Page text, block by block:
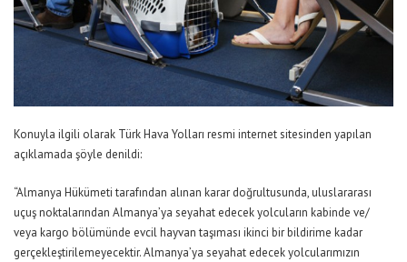
Konuyla ilgili olarak Türk Hava Yolları resmi internet sitesinden yapılan
açıklamada şöyle denildi:
“Almanya Hükümeti tarafından alınan karar doğrultusunda, uluslararası
uçuş noktalarından Almanya’ya seyahat edecek yolcuların kabinde ve/
veya kargo bölümünde evcil hayvan taşıması ikinci bir bildirime kadar
gerçekleştirilemeyecektir. Almanya’ya seyahat edecek yolcularımızın